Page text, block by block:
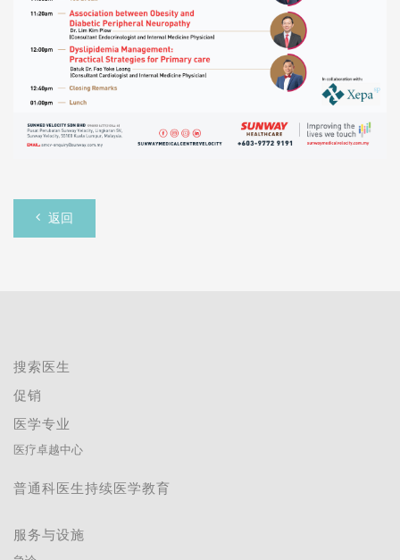
返回
搜索医生
促销
医学专业
医疗卓越中心
普通科医生持续医学教育
服务与设施